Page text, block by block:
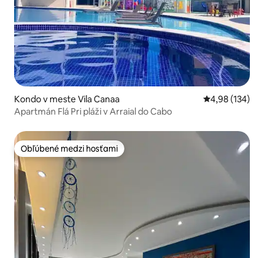
Kondo v meste Vila Canaa Priemerné
4,98 (134)
Apartmán Flá Pri pláži v Arraial do Cabo
Obľúbené medzi hosťami
Obľúbené medzi hosťami